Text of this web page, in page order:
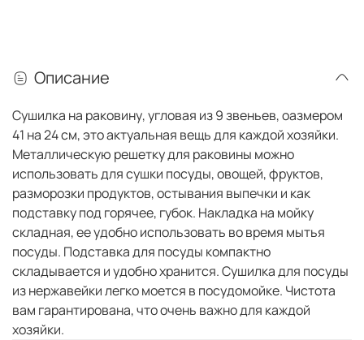
Описание
Сушилка на раковину, угловая из 9 звеньев, оазмером
41 на 24 см, это актуальная вещь для каждой хозяйки.
Металлическую решетку для раковины можно
использовать для сушки посуды, овощей, фруктов,
разморозки продуктов, остывания выпечки и как
подставку под горячее, губок. Накладка на мойку
складная, ее удобно использовать во время мытья
посуды. Подставка для посуды компактно
складывается и удобно хранится. Сушилка для посуды
из нержавейки легко моется в посудомойке. Чистота
вам гарантирована, что очень важно для каждой
хозяйки.